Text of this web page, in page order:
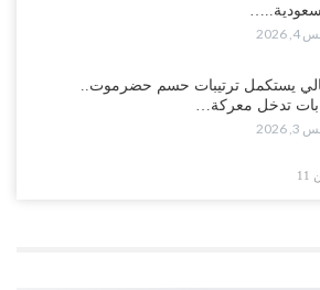
يستكمل ترتيبات حسم حضرموت..
تدخل معركة…